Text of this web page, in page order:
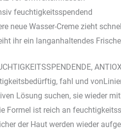
feuchtigkeitsspendend
neue Wasser-Creme zieht
ihr ein langanhaltendes
fahl und
Lösung suchen, sie wieder
Formel ist reich an
der Haut werden wieder